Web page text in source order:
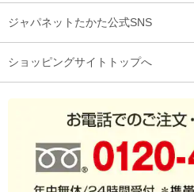
※「お客様の声」は実際にご購入されたお
ジャパネットたかた公式SNS
ショッピングサイトトップへ